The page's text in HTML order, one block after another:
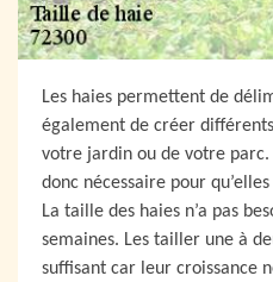
Les haies permettent de
également de créer
votre jardin ou de votre parc.
donc nécessaire pour
La taille des haies n’a pas
semaines. Les tailler une à
suffisant car leur croissance